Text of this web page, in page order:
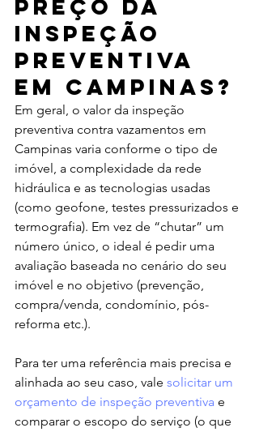
preço da
inspeção
preventiva
em Campinas?
Em geral, o valor da inspeção
preventiva contra vazamentos em
Campinas varia conforme o tipo de
imóvel, a complexidade da rede
hidráulica e as tecnologias usadas
(como geofone, testes pressurizados e
termografia). Em vez de “chutar” um
número único, o ideal é pedir uma
avaliação baseada no cenário do seu
imóvel e no objetivo (prevenção,
compra/venda, condomínio, pós-
reforma etc.).
Para ter uma referência mais precisa e
alinhada ao seu caso, vale solicitar um
orçamento de inspeção preventiva e
comparar o escopo do serviço (o que